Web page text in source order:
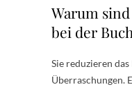
Warum
bei der
Sie reduzieren
Überraschungen.